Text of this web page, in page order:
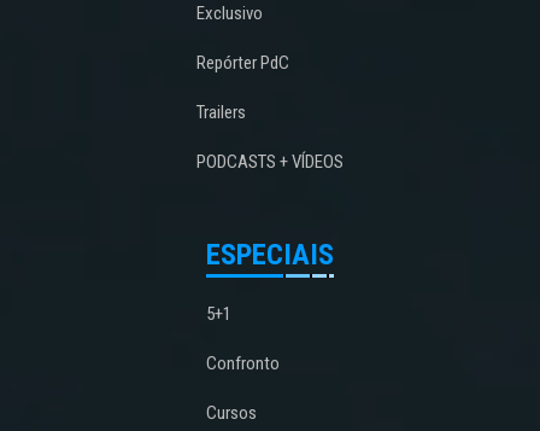
Exclusivo
Repórter PdC
Trailers
PODCASTS + VÍDEOS
ESPECIAIS
5+1
Confronto
Cursos